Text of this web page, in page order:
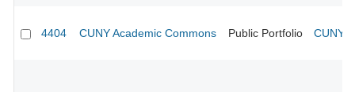
4404 CUNY Academic Commons Public Portfolio CUNY